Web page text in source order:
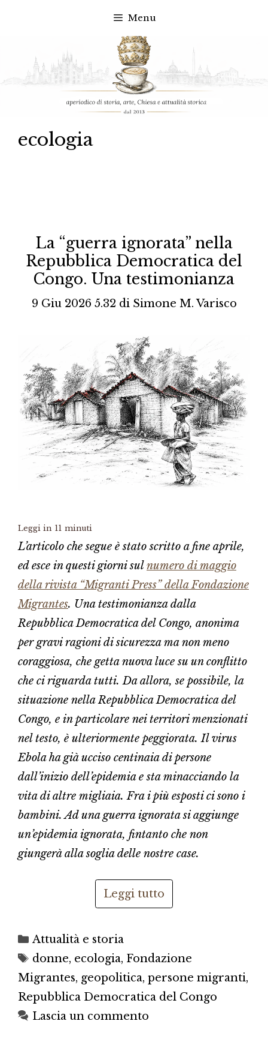
contenuto
Menu
ecologia
La “guerra ignorata” nella
Repubblica Democratica del
Congo. Una testimonianza
9 Giu 2026 5.32 di Simone M. Varisco
Leggi in 11 minuti
L’articolo che segue è stato scritto a fine aprile,
ed esce in questi giorni sulnumero di maggio
della rivista “Migranti Press” della Fondazione
Migrantes. Una testimonianza dalla
Repubblica Democratica del Congo, anonima
per gravi ragioni di sicurezza ma non meno
coraggiosa, che getta nuova luce su un conflitto
che ci riguarda tutti. Da allora, se possibile, la
situazione nella Repubblica Democratica del
Congo, e in particolare nei territori menzionati
nel testo, è ulteriormente peggiorata. Il virus
Ebola ha già ucciso centinaia di persone
dall’inizio dell’epidemia e sta minacciando la
vita di altre migliaia. Fra i più esposti ci sono i
bambini. Ad una guerra ignorata si aggiunge
un’epidemia ignorata, fintanto che non
giungerà alla soglia delle nostre case.
Leggi tutto
Categorie
Attualità e storia
Tag
donne, ecologia, Fondazione
Migrantes, geopolitica, persone migranti,
Repubblica Democratica del Congo
Lascia un commento